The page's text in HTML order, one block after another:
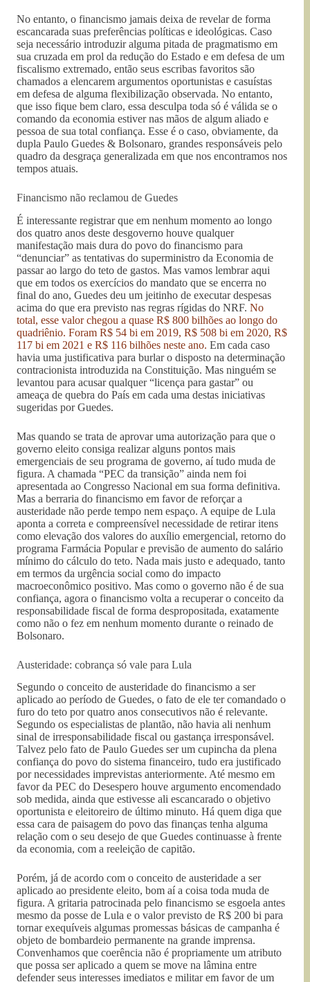
No entanto, o financismo jamais deixa de revelar de forma
escancarada suas preferências políticas e ideológicas. Caso
seja necessário introduzir alguma pitada de pragmatismo em
sua cruzada em prol da redução do Estado e em defesa de um
fiscalismo extremado, então seus escribas favoritos são
chamados a elencarem argumentos oportunistas e casuístas
em defesa de alguma flexibilização observada. No entanto,
que isso fique bem claro, essa desculpa toda só é válida se o
comando da economia estiver nas mãos de algum aliado e
pessoa de sua total confiança. Esse é o caso, obviamente, da
dupla Paulo Guedes & Bolsonaro, grandes responsáveis pelo
quadro da desgraça generalizada em que nos encontramos nos
tempos atuais.
Financismo não reclamou de Guedes
É interessante registrar que em nenhum momento ao longo
dos quatro anos deste desgoverno houve qualquer
manifestação mais dura do povo do financismo para
“denunciar” as tentativas do superministro da Economia de
passar ao largo do teto de gastos. Mas vamos lembrar aqui
que em todos os exercícios do mandato que se encerra no
final do ano, Guedes deu um jeitinho de executar despesas
acima do que era previsto nas regras rígidas do NRF. No
total, esse valor chegou a quase R$ 800 bilhões ao longo do
quadriênio. Foram R$ 54 bi em 2019, R$ 508 bi em 2020, R$
117 bi em 2021 e R$ 116 bilhões neste ano. Em cada caso
havia uma justificativa para burlar o disposto na determinação
contracionista introduzida na Constituição. Mas ninguém se
levantou para acusar qualquer “licença para gastar” ou
ameaça de quebra do País em cada uma destas iniciativas
sugeridas por Guedes.
Mas quando se trata de aprovar uma autorização para que o
governo eleito consiga realizar alguns pontos mais
emergenciais de seu programa de governo, aí tudo muda de
figura. A chamada “PEC da transição” ainda nem foi
apresentada ao Congresso Nacional em sua forma definitiva.
Mas a berraria do financismo em favor de reforçar a
austeridade não perde tempo nem espaço. A equipe de Lula
aponta a correta e compreensível necessidade de retirar itens
como elevação dos valores do auxílio emergencial, retorno do
programa Farmácia Popular e previsão de aumento do salário
mínimo do cálculo do teto. Nada mais justo e adequado, tanto
em termos da urgência social como do impacto
macroeconômico positivo. Mas como o governo não é de sua
confiança, agora o financismo volta a recuperar o conceito da
responsabilidade fiscal de forma despropositada, exatamente
como não o fez em nenhum momento durante o reinado de
Bolsonaro.
Austeridade: cobrança só vale para Lula
Segundo o conceito de austeridade do financismo a ser
aplicado ao período de Guedes, o fato de ele ter comandado o
furo do teto por quatro anos consecutivos não é relevante.
Segundo os especialistas de plantão, não havia ali nenhum
sinal de irresponsabilidade fiscal ou gastança irresponsável.
Talvez pelo fato de Paulo Guedes ser um cupincha da plena
confiança do povo do sistema financeiro, tudo era justificado
por necessidades imprevistas anteriormente. Até mesmo em
favor da PEC do Desespero houve argumento encomendado
sob medida, ainda que estivesse ali escancarado o objetivo
oportunista e eleitoreiro de último minuto. Há quem diga que
essa cara de paisagem do povo das finanças tenha alguma
relação com o seu desejo de que Guedes continuasse à frente
da economia, com a reeleição de capitão.
Porém, já de acordo com o conceito de austeridade a ser
aplicado ao presidente eleito, bom aí a coisa toda muda de
figura. A gritaria patrocinada pelo financismo se esgoela antes
mesmo da posse de Lula e o valor previsto de R$ 200 bi para
tornar exequíveis algumas promessas básicas de campanha é
objeto de bombardeio permanente na grande imprensa.
Convenhamos que coerência não é propriamente um atributo
que possa ser aplicado a quem se move na lâmina entre
defender seus interesses imediatos e militar em favor de um